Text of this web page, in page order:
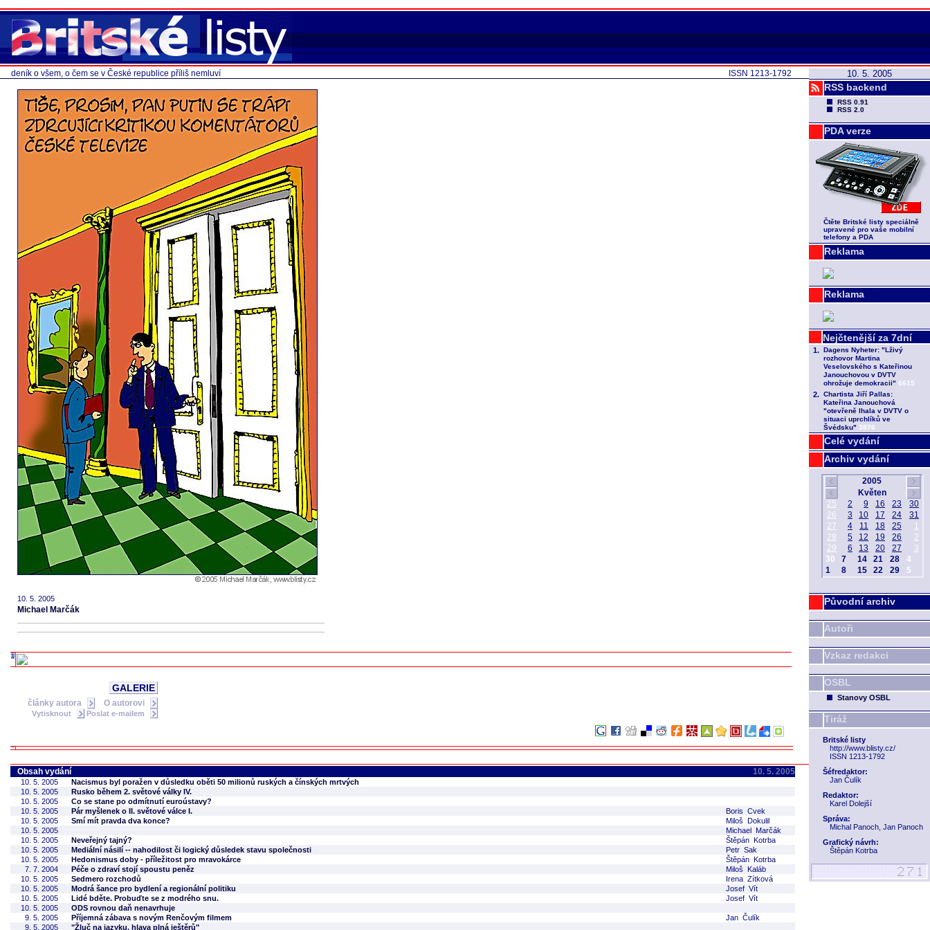
10. 5. 2005
RSS backend
RSS 0.91
RSS 2.0
PDA verze
Čtěte Britské listy speciálně
upravené pro vaše mobilní
telefony a PDA
Reklama
Reklama
Celé vydání
Archiv vydání
Původní archiv
Autoři
Vzkaz redakci
OSBL
Stanovy OSBL
Tiráž
Britské listy
http://www.blisty.cz/
ISSN 1213-1792
Šéfredaktor:
Jan Čulík
Redaktor:
Karel Dolejší
Správa:
Michal Panoch, Jan Panoch
Grafický návrh:
Štěpán Kotrba
ISSN 1213-1792
deník o všem, o čem se v České republice příliš nemluví
10. 5. 2005
Michael Marčák
GALERIE
články autora O autorovi
Vytisknout Poslat e-mailem
Obsah vydání 10. 5. 2005
10. 5. 2005
Nacismus byl poražen v důsledku oběti 50 milionů ruských a čínských mrtvých
10. 5. 2005
Rusko během 2. světové války IV.
10. 5. 2005
Co se stane po odmítnutí euroústavy?
10. 5. 2005
Pár myšlenek o II. světové válce I.
Boris Cvek
10. 5. 2005
Smí mít pravda dva konce?
Miloš Dokulil
10. 5. 2005
Michael Marčák
10. 5. 2005
Neveřejný tajný?
Štěpán Kotrba
10. 5. 2005
Mediální násilí -- nahodilost či logický důsledek stavu společnosti
Petr Sak
10. 5. 2005
Hedonismus doby - příležitost pro mravokárce
Štěpán Kotrba
7. 7. 2004
Péče o zdraví stojí spoustu peněz
Miloš Kaláb
10. 5. 2005
Sedmero rozchodů
Irena Zítková
10. 5. 2005
Modrá šance pro bydlení a regionální politiku
Josef Vít
10. 5. 2005
Lidé bděte. Probuďte se z modrého snu.
Josef Vít
10. 5. 2005
ODS rovnou daň nenavrhuje
9. 5. 2005
Příjemná zábava s novým Renčovým filmem
Jan Čulík
9. 5. 2005
"Žluč na jazyku, hlava plná ještěrů"